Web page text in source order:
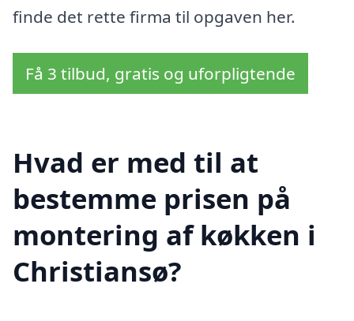
finde det rette firma til opgaven her.
Få 3 tilbud, gratis og uforpligtende
Hvad er med til at
bestemme prisen på
montering af køkken i
Christiansø?